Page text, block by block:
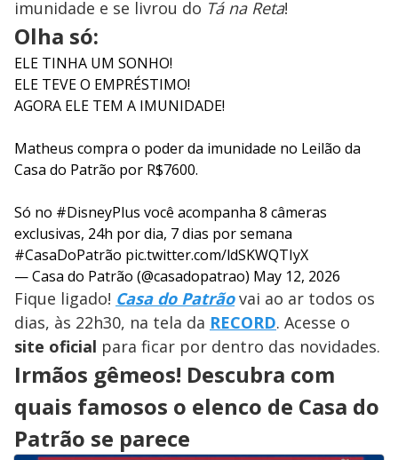
imunidade e se livrou do Tá na Reta!
Olha só:
ELE TINHA UM SONHO!
ELE TEVE O EMPRÉSTIMO!
AGORA ELE TEM A IMUNIDADE!
Matheus compra o poder da imunidade no Leilão da
Casa do Patrão por R$7600.
Só no #DisneyPlus você acompanha 8 câmeras
exclusivas, 24h por dia, 7 dias por semana
#CasaDoPatrão pic.twitter.com/ldSKWQTIyX
— Casa do Patrão (@casadopatrao) May 12, 2026
Fique ligado! Casa do Patrãovai ao ar todos os
dias, às 22h30, na tela da RECORD. Acesse o
site oficial para ficar por dentro das novidades.
Irmãos gêmeos! Descubra com
quais famosos o elenco de Casa do
Patrão se parece